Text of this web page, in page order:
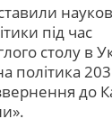
під час
столу в
політика
до